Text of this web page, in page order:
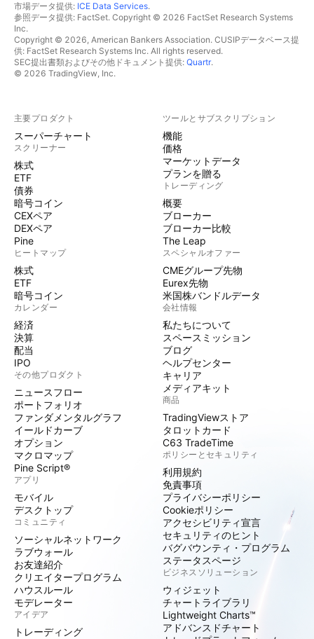
市場データ提供: ICE Data Services.
参照データ提供: FactSet. Copyright © 2026 FactSet Research Systems
Inc.
Copyright © 2026, American Bankers Association. CUSIPデータベース提
供: FactSet Research Systems Inc. All rights reserved.
SEC提出書類およびその他ドキュメント提供: Quartr.
© 2026 TradingView, Inc.
主要プロダクト
スーパーチャート
スクリーナー
株式
ETF
債券
暗号コイン
CEXペア
DEXペア
Pine
ヒートマップ
株式
ETF
暗号コイン
カレンダー
経済
決算
配当
IPO
その他プロダクト
ニュースフロー
ポートフォリオ
ファンダメンタルグラフ
イールドカーブ
オプション
マクロマップ
Pine Script®
アプリ
モバイル
デスクトップ
コミュニティ
ソーシャルネットワーク
ラブウォール
お友達紹介
クリエイタープログラム
ハウスルール
モデレーター
アイデア
トレーディング
ツールとサブスクリプション
機能
価格
マーケットデータ
プランを贈る
トレーディング
概要
ブローカー
ブローカー比較
The Leap
スペシャルオファー
CMEグループ先物
Eurex先物
米国株バンドルデータ
会社情報
私たちについて
スペースミッション
ブログ
ヘルプセンター
キャリア
メディアキット
商品
TradingViewストア
タロットカード
C63 TradeTime
ポリシーとセキュリティ
利用規約
免責事項
プライバシーポリシー
Cookieポリシー
アクセシビリティ宣言
セキュリティのヒント
バグバウンティ・プログラム
ステータスページ
ビジネスソリューション
ウィジェット
チャートライブラリ
Lightweight Charts™
アドバンスドチャート